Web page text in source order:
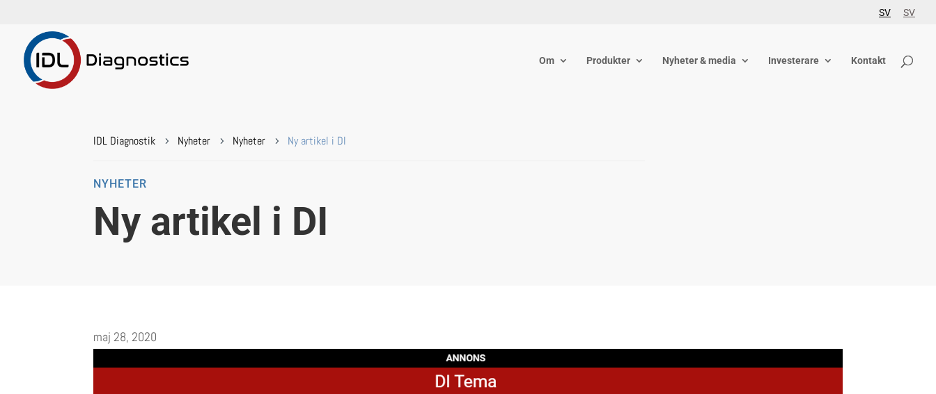
SV SV
Om Produkter Nyheter & media Investerare Kontakt
IDL Diagnostik 5 Nyheter 5 Nyheter 5 Ny artikel i DI
NYHETER
Ny artikel i DI
maj 28, 2020